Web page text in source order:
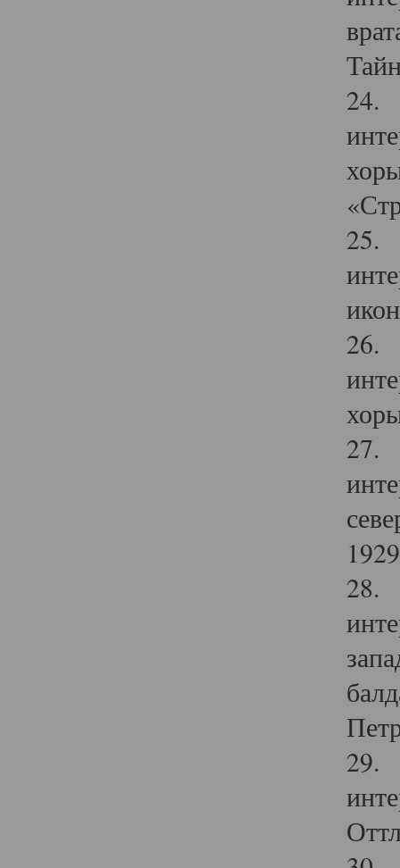
24.
25.
26.
27.
28.
29.